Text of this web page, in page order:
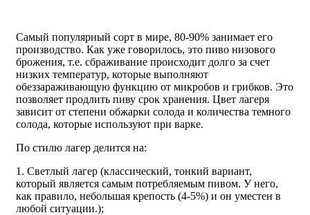
Самый популярный сорт в мире, 80-90% занимает его
производство. Как уже говорилось, это пиво низового
брожения, т.е. сбраживание происходит долго за счет
низких температур, которые выполняют
обеззараживающую функцию от микробов и грибков. Это
позволяет продлить пиву срок хранения. Цвет лагеря
зависит от степени обжарки солода и количества темного
солода, которые используют при варке.
По стилю лагер делится на:
1. Светлый лагер (классический, тонкий вариант,
который является самым потребляемым пивом. У него,
как правило, небольшая крепость (4-5%) и он уместен в
любой ситуации.);